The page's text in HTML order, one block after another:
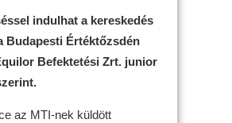
indulhat a kereskedés
Budapesti Értéktőzsdén
Befektetési Zrt. junior
az MTI-nek küldött